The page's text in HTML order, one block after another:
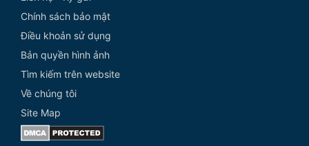
Chính sách bảo mật
Điều khoản sử dụng
Bản quyền hình ảnh
Tìm kiếm trên website
Về chúng tôi
Site Map